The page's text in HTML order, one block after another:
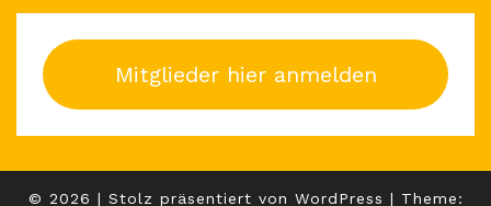
Mitglieder hier anmelden
© 2026 | Stolz präsentiert von WordPress | Theme: